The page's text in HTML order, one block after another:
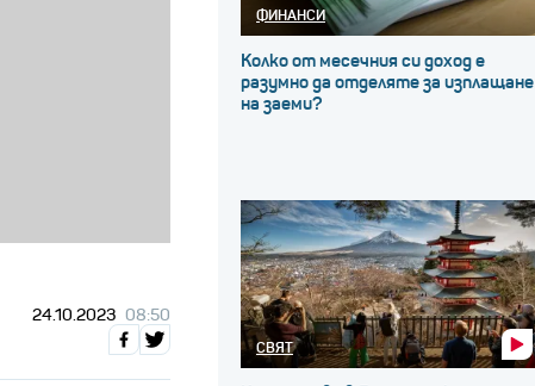
24.10.2023 08:50
ФИНАНСИ
Колко от месечния си доход е
разумно да отделяте за изплащане
на заеми?
СВЯТ